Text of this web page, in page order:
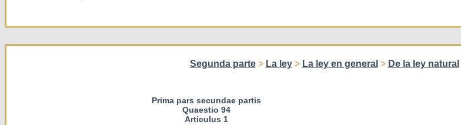
Segunda parte> La ley> La ley en general > De la ley natural
Prima pars secundae partis
Quaestio 94
Articulus 1